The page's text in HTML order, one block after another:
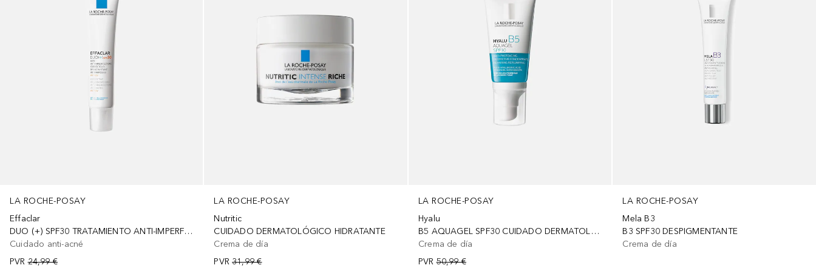
LA ROCHE-POSAY
Effaclar
DUO (+) SPF30 TRATAMIENTO ANTI-IMPERFECCIONES Y MARCAS
Cuidado anti-acné
PVR 24,99 €
LA ROCHE-POSAY
Nutritic
CUIDADO DERMATOLÓGICO HIDRATANTE
Crema de día
PVR 31,99 €
LA ROCHE-POSAY
Hyalu
B5 AQUAGEL SPF30 CUIDADO DERMATOLÓGICO ANTI-ARRUGAS
Crema de día
PVR 50,99 €
LA ROCHE-POSAY
Mela B3
B3 SPF30 DESPIGMENTANTE
Crema de día